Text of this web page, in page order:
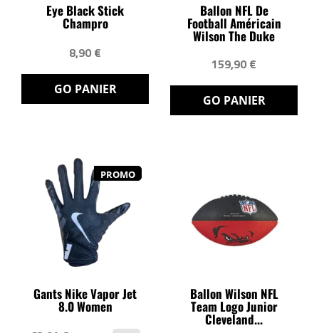
Eye Black Stick
Champro
8,90 €
GO PANIER
Ballon NFL De
Football Américain
Wilson The Duke
159,90 €
GO PANIER
PROMO
Gants Nike Vapor Jet
8.0 Women
Ballon Wilson NFL
Team Logo Junior
Cleveland...